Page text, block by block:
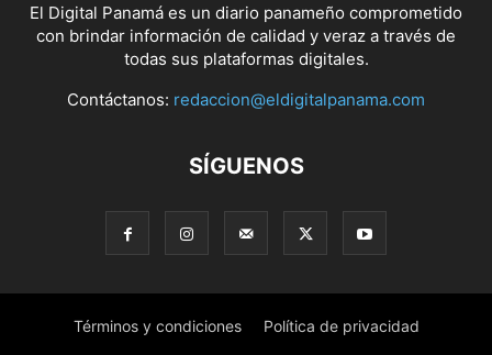
El Digital Panamá es un diario panameño comprometido
con brindar información de calidad y veraz a través de
todas sus plataformas digitales.
Contáctanos: redaccion@eldigitalpanama.com
SÍGUENOS
Términos y condiciones Política de privacidad